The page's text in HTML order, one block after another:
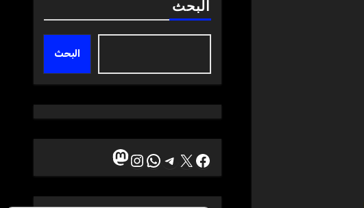
البحث
البحث
فيسبوك
إكستيليجرام
واتساب
إنستجرام
ماستودون